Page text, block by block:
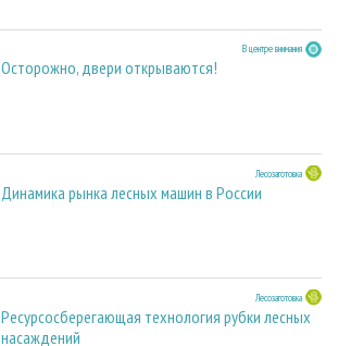
В центре внимания
Осторожно, двери открываются!
Лесозаготовка
Динамика рынка лесных машин в России
Лесозаготовка
Ресурсосберегающая технология рубки лесных
насаждений